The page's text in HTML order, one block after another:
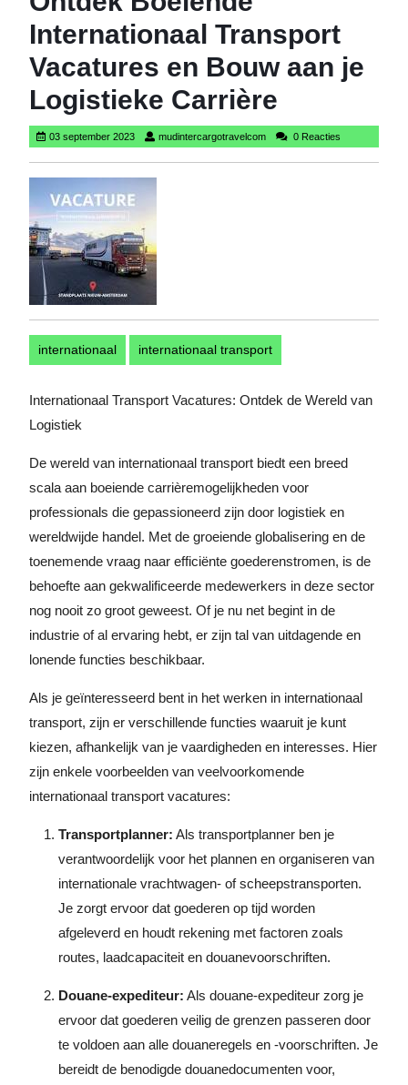
Internationaal Transport
Vacatures en Bouw aan je
Logistieke Carrière
03 september 202303
september
2023
mudintercargotravelcommudintercargotravelcom
0 Reacties
internationaal internationaal transport
Internationaal Transport Vacatures: Ontdek de Wereld van
Logistiek
De wereld van internationaal transport biedt een breed
scala aan boeiende carrièremogelijkheden voor
professionals die gepassioneerd zijn door logistiek en
wereldwijde handel. Met de groeiende globalisering en de
toenemende vraag naar efficiënte goederenstromen, is de
behoefte aan gekwalificeerde medewerkers in deze sector
nog nooit zo groot geweest. Of je nu net begint in de
industrie of al ervaring hebt, er zijn tal van uitdagende en
lonende functies beschikbaar.
Als je geïnteresseerd bent in het werken in internationaal
transport, zijn er verschillende functies waaruit je kunt
kiezen, afhankelijk van je vaardigheden en interesses. Hier
zijn enkele voorbeelden van veelvoorkomende
internationaal transport vacatures:
Transportplanner: Als transportplanner ben je
verantwoordelijk voor het plannen en organiseren van
internationale vrachtwagen- of scheepstransporten.
Je zorgt ervoor dat goederen op tijd worden
afgeleverd en houdt rekening met factoren zoals
routes, laadcapaciteit en douanevoorschriften.
Douane-expediteur: Als douane-expediteur zorg je
ervoor dat goederen veilig de grenzen passeren door
te voldoen aan alle douaneregels en -voorschriften. Je
bereidt de benodigde douanedocumenten voor,